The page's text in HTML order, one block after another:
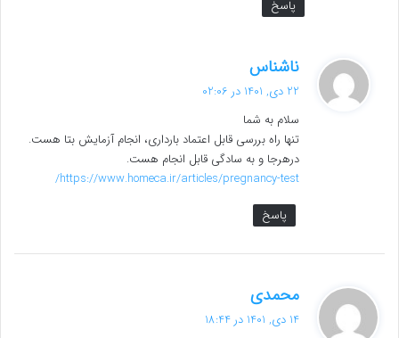
پاسخ
ناشناس
ف
:
22 دی, 1401 در 02:06
سلام به شما
تنها راه بررسی قابل اعتماد بارداری، انجام آزمایش بتا هست.
درهرجا و به سادگی قابل انجام هست.
https://www.homeca.ir/articles/pregnancy-test/
پاسخ
محمدی
ف
14 دی, 1401 در 18:44